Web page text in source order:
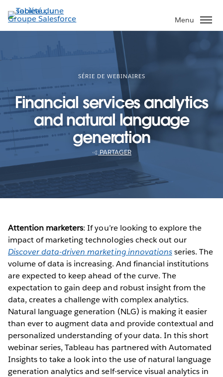
Aller
au
contenu
Menu
SÉRIE DE WEBINAIRES
Financial services analytics
and natural language
generation
PARTAGER
Attention marketers: If you’re looking to explore the
impact of marketing technologies check out our
Discover data-driven marketing innovationsseries. The
volume of data is increasing. And financial institutions
are expected to keep ahead of the curve. The
expectation to gain deep and robust insight from the
data, creates a challenge with complex analytics.
Natural language generation (NLG) is making it easier
than ever to augment data and provide contextual and
personalized understanding of your data. In this short
webinar series, Tableau has partnered with Automated
Insights to take a look into the use of natural language
generation analytics and self-service visual analytics in